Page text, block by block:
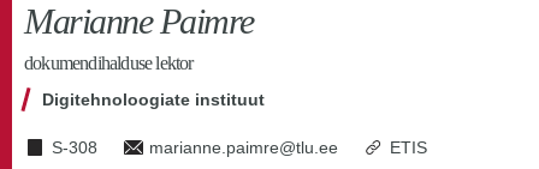
Marianne Paimre
dokumendihalduse lektor
Digitehnoloogiate instituut
S-308 marianne.paimre@tlu.ee ETIS